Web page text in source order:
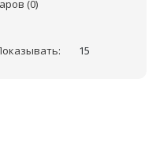
(0)